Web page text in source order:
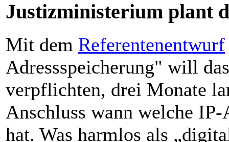
Justizministerium plant
Mit dem Referentenentwurf
Adressspeicherung" will
verpflichten, drei Monate
Anschluss wann welche
hat. Was harmlos als